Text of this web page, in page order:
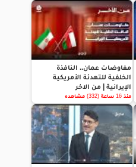
مفاوضات عمان.. النافذة
الخلفية للتهدئة الأمريكية
الإيرانية | من الاخر
منذ 16 ساعة (332) مشاهده